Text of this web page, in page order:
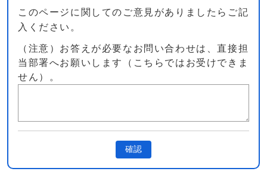
このページに関してのご意見がありましたらご記
入ください。
（注意）お答えが必要なお問い合わせは、直接担
当部署へお願いします（こちらではお受けできま
せん）。
確認